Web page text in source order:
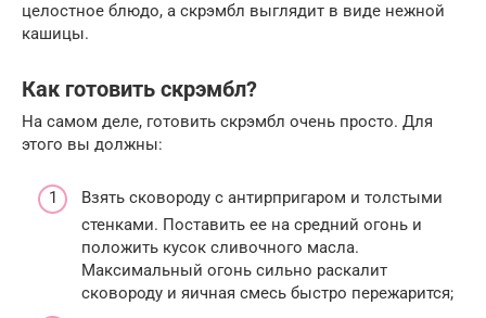
целостное блюдо, а скрэмбл выглядит в виде нежной
кашицы.
Как готовить скрэмбл?
На самом деле, готовить скрэмбл очень просто. Для
этого вы должны:
Взять сковороду с антирпригаром и толстыми
стенками. Поставить ее на средний огонь и
положить кусок сливочного масла.
Максимальный огонь сильно раскалит
сковороду и яичная смесь быстро пережарится;